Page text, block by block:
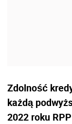
Zdolność
każdą
2022 roku